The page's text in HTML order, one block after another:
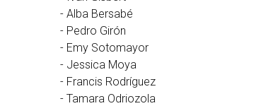
- Alba Bersabé
- Pedro Girón
- Emy Sotomayor
- Jessica Moya
- Francis Rodríguez
- Tamara Odriozola